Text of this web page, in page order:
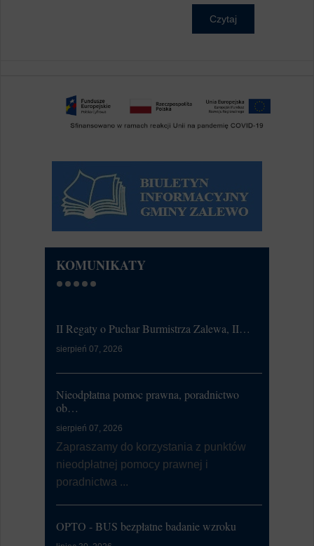
Czytaj
KOMUNIKATY
II Regaty o Puchar Burmistrza Zalewa, II…
sierpień 07, 2026
Nieodpłatna pomoc prawna, poradnictwo
ob…
sierpień 07, 2026
Zapraszamy do korzystania z punktów
nieodpłatnej pomocy prawnej i
poradnictwa ...
OPTO - BUS bezpłatne badanie wzroku